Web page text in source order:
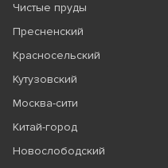
Чистые пруды
Пресненский
Красносельский
Кутузовский
Москва-сити
Китай-город
Новослободский